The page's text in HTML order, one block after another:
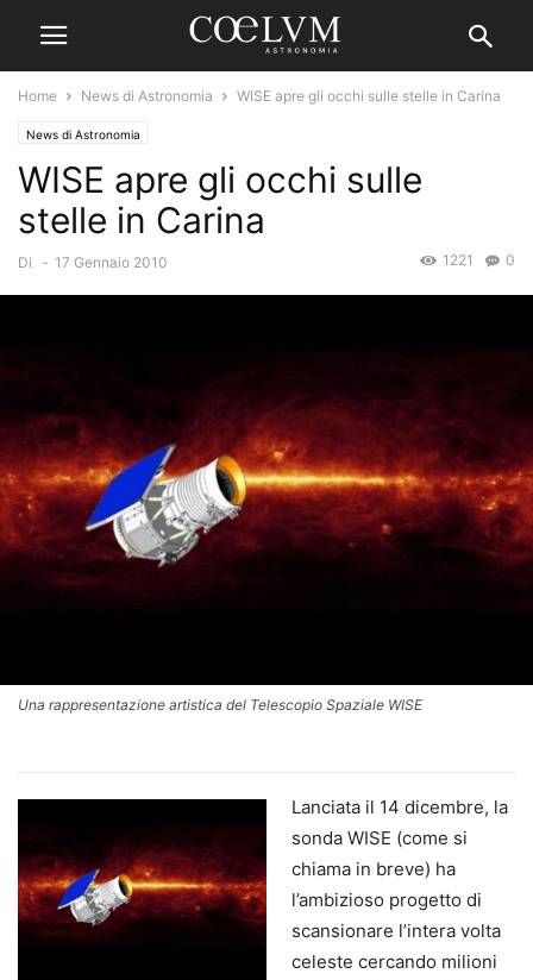
Home News di Astronomia WISE apre gli occhi sulle stelle in Carina
News di Astronomia
WISE apre gli occhi sulle
stelle in Carina
Di - 17 Gennaio 2010 0
1221
Una rappresentazione artistica del Telescopio Spaziale WISE
Lanciata il 14 dicembre, la
sonda WISE (come si
chiama in breve) ha
l’ambizioso progetto di
scansionare l’intera volta
celeste cercando milioni